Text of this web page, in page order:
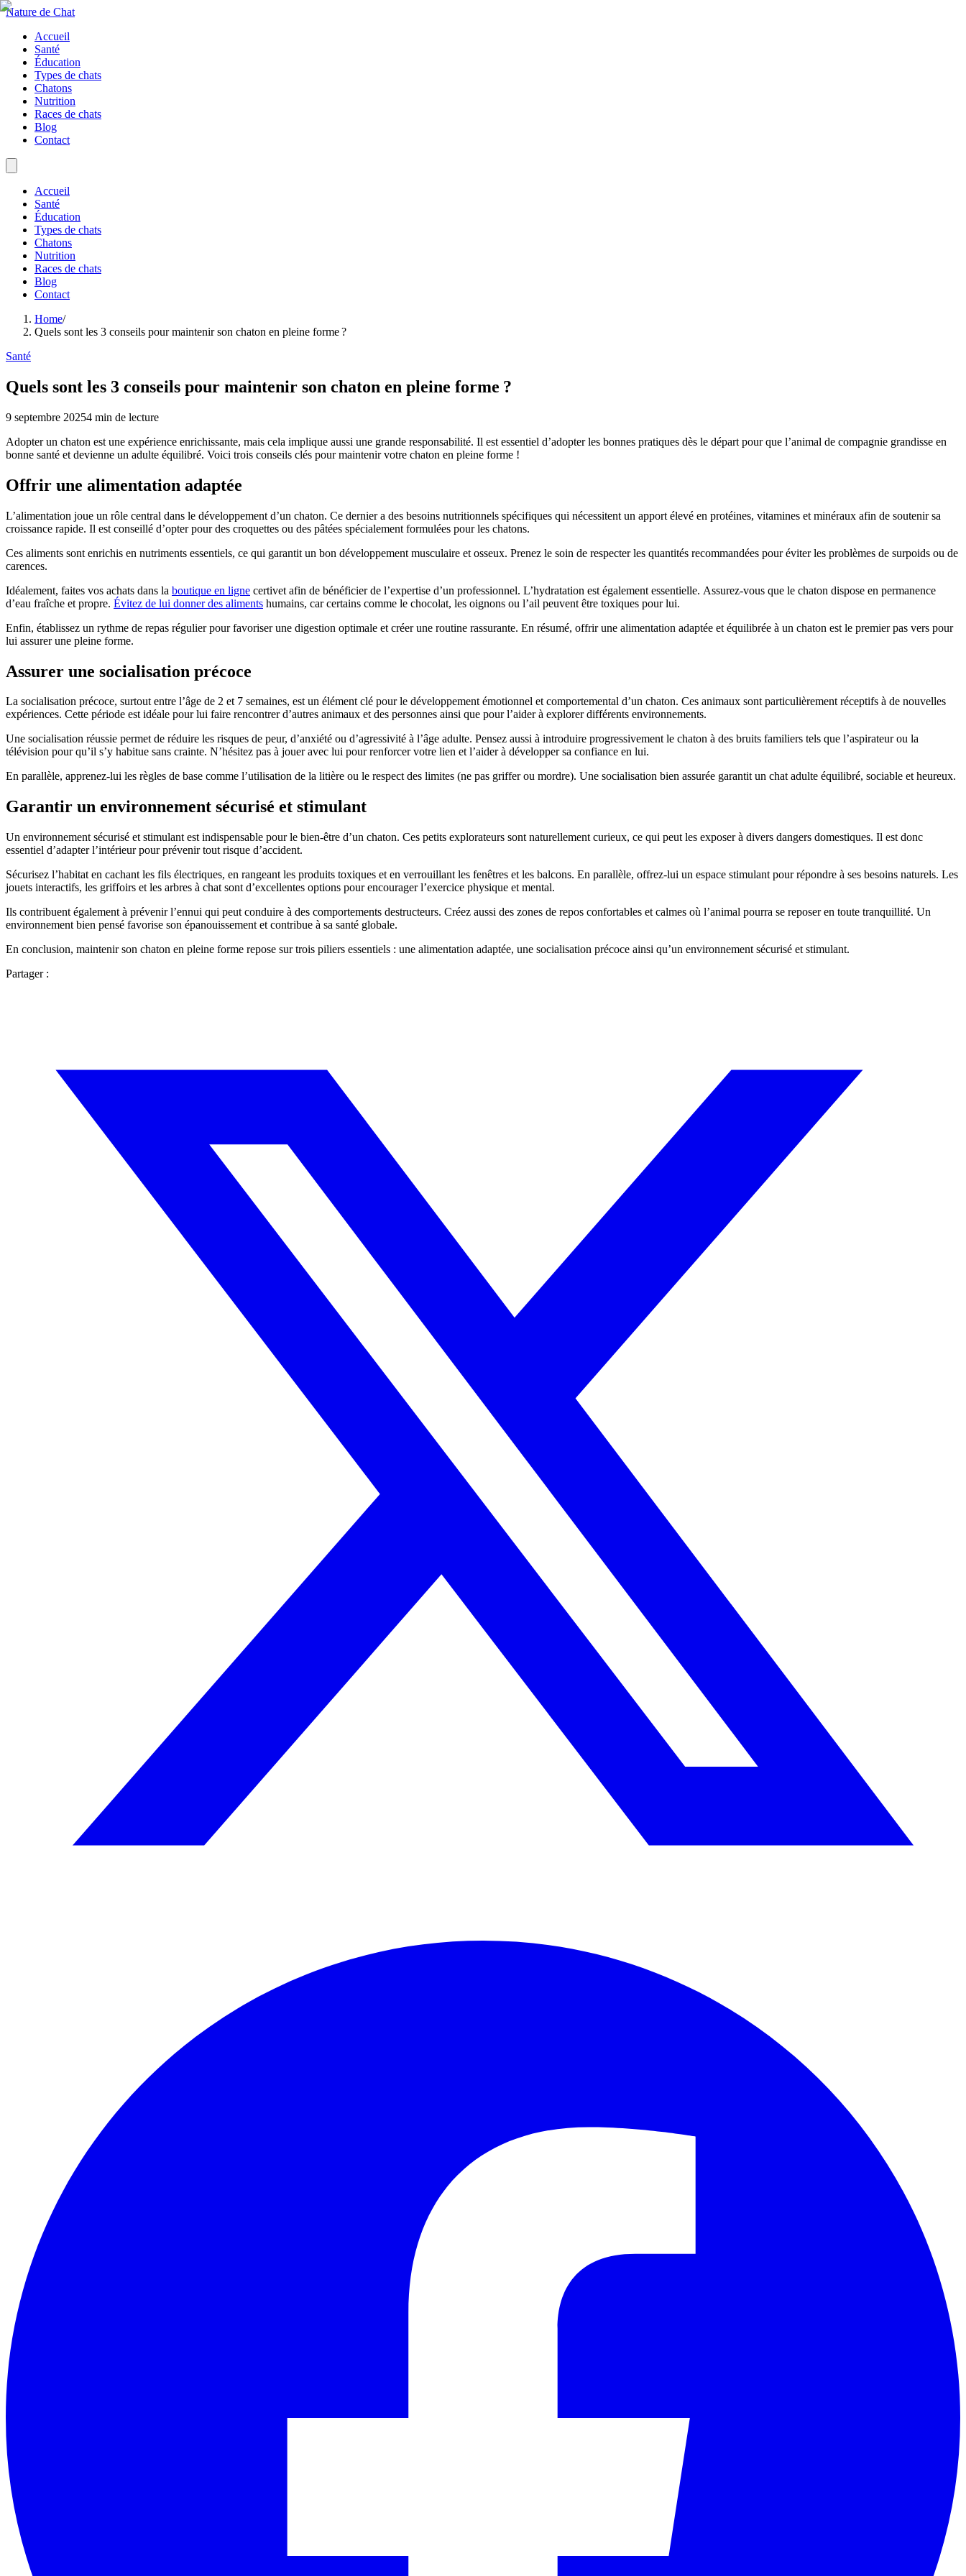
Nature de Chat
Accueil
Santé
Éducation
Types de chats
Chatons
Nutrition
Races de chats
Blog
Contact
Accueil
Santé
Éducation
Types de chats
Chatons
Nutrition
Races de chats
Blog
Contact
Home/
Quels sont les 3 conseils pour maintenir son chaton en pleine forme ?
Santé
Quels sont les 3 conseils pour maintenir son chaton en pleine forme ?
9 septembre 20254 min de lecture
Adopter un chaton est une expérience enrichissante, mais cela implique aussi une grande responsabilité. Il est essentiel d’adopter les bonnes pratiques dès le départ pour que l’animal de compagnie grandisse en
bonne santé et devienne un adulte équilibré. Voici trois conseils clés pour maintenir votre chaton en pleine forme !
Offrir une alimentation adaptée
L’alimentation joue un rôle central dans le développement d’un chaton. Ce dernier a des besoins nutritionnels spécifiques qui nécessitent un apport élevé en protéines, vitamines et minéraux afin de soutenir sa
croissance rapide. Il est conseillé d’opter pour des croquettes ou des pâtées spécialement formulées pour les chatons.
Ces aliments sont enrichis en nutriments essentiels, ce qui garantit un bon développement musculaire et osseux. Prenez le soin de respecter les quantités recommandées pour éviter les problèmes de surpoids ou de
carences.
Idéalement, faites vos achats dans la boutique en ligne certivet afin de bénéficier de l’expertise d’un professionnel. L’hydratation est également essentielle. Assurez-vous que le chaton dispose en permanence
d’eau fraîche et propre. Évitez de lui donner des aliments humains, car certains comme le chocolat, les oignons ou l’ail peuvent être toxiques pour lui.
Enfin, établissez un rythme de repas régulier pour favoriser une digestion optimale et créer une routine rassurante. En résumé, offrir une alimentation adaptée et équilibrée à un chaton est le premier pas vers pour
lui assurer une pleine forme.
Assurer une socialisation précoce
La socialisation précoce, surtout entre l’âge de 2 et 7 semaines, est un élément clé pour le développement émotionnel et comportemental d’un chaton. Ces animaux sont particulièrement réceptifs à de nouvelles
expériences. Cette période est idéale pour lui faire rencontrer d’autres animaux et des personnes ainsi que pour l’aider à explorer différents environnements.
Une socialisation réussie permet de réduire les risques de peur, d’anxiété ou d’agressivité à l’âge adulte. Pensez aussi à introduire progressivement le chaton à des bruits familiers tels que l’aspirateur ou la
télévision pour qu’il s’y habitue sans crainte. N’hésitez pas à jouer avec lui pour renforcer votre lien et l’aider à développer sa confiance en lui.
En parallèle, apprenez-lui les règles de base comme l’utilisation de la litière ou le respect des limites (ne pas griffer ou mordre). Une socialisation bien assurée garantit un chat adulte équilibré, sociable et heureux.
Garantir un environnement sécurisé et stimulant
Un environnement sécurisé et stimulant est indispensable pour le bien-être d’un chaton. Ces petits explorateurs sont naturellement curieux, ce qui peut les exposer à divers dangers domestiques. Il est donc
essentiel d’adapter l’intérieur pour prévenir tout risque d’accident.
Sécurisez l’habitat en cachant les fils électriques, en rangeant les produits toxiques et en verrouillant les fenêtres et les balcons. En parallèle, offrez-lui un espace stimulant pour répondre à ses besoins naturels. Les
jouets interactifs, les griffoirs et les arbres à chat sont d’excellentes options pour encourager l’exercice physique et mental.
Ils contribuent également à prévenir l’ennui qui peut conduire à des comportements destructeurs. Créez aussi des zones de repos confortables et calmes où l’animal pourra se reposer en toute tranquillité. Un
environnement bien pensé favorise son épanouissement et contribue à sa santé globale.
En conclusion, maintenir son chaton en pleine forme repose sur trois piliers essentiels : une alimentation adaptée, une socialisation précoce ainsi qu’un environnement sécurisé et stimulant.
Partager :